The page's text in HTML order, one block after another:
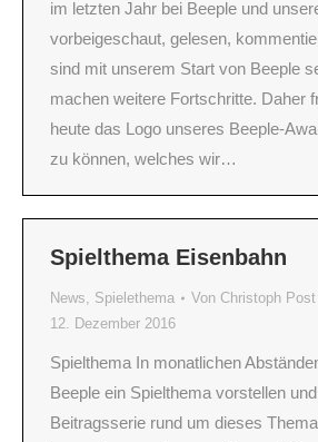
im letzten Jahr bei Beeple und
vorbeigeschaut, gelesen,
sind mit unserem Start von Beeple
machen weitere Fortschritte. Daher
heute das Logo unseres Beeple-
zu können, welches wir…
Spielthema Eisenbahn
News, Spielethema Von Christoph Post
12. Dezember 2016
Spielthema In monatlichen
Beeple ein Spielthema vorstellen
Beitragsserie rund um dieses